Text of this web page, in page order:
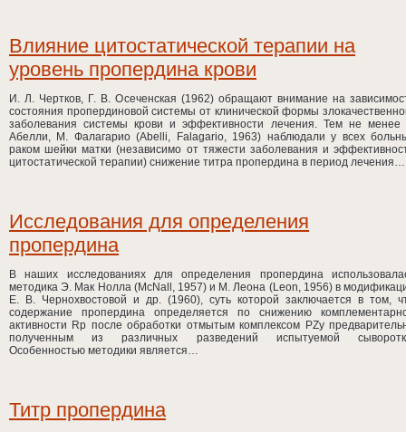
Влияние цитостатической терапии на
уровень пропердина крови
И. Л. Чертков, Г. В. Осеченская (1962) обращают внимание на
состояния пропердиновой системы от клинической формы
заболевания системы крови и эффективности лечения. Тем не менее
Абелли, М. Фалагарио (Abelli, Falagario, 1963) наблюдали у всех
раком шейки матки (независимо от тяжести заболевания и
цитостатической терапии) снижение титра пропердина в период
Исследования для определения
пропердина
В наших исследованиях для определения пропердина
методика Э. Мак Нолла (McNall, 1957) и М. Леона (Leon, 1956) в
Е. В. Чернохвостовой и др. (1960), суть которой заключается в том,
содержание пропердина определяется по снижению
активности Rp после обработки отмытым комплексом PZy
полученным из различных разведений испытуемой
Особенностью методики является…
Титр пропердина